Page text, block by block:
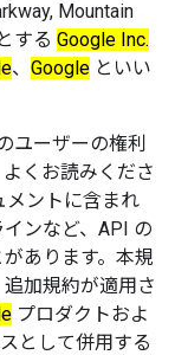
Mountain
する Google Inc.
、 Google といい
ユーザーの権利
くお読みくださ
メントに含まれ
ンなど、API の
あります。本規
加規約が適用さ
プロダクトおよ
として併用する